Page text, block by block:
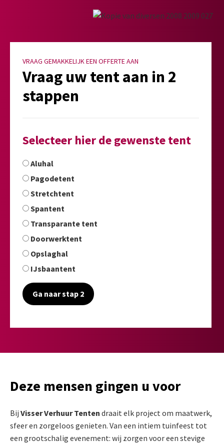
VRAAG GEMAKKELIJK EEN OFFERTE AAN
Vraag uw tent aan in 2
stappen
Selecteer hier de gewenste tent
Aluhal
Pagodetent
Stretchtent
Spantent
Transparante tent
Doorwerktent
Opslaghal
IJsbaantent
Ga naar stap 2
Deze mensen gingen u voor
Bij Visser Verhuur Tenten draait elk project om maatwerk,
sfeer en zorgeloos genieten. Van een intiem tuinfeest tot
een grootschalig evenement: wij zorgen voor een stevige